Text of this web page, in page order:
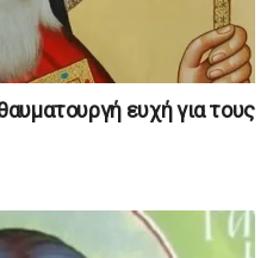
ευχή για τους